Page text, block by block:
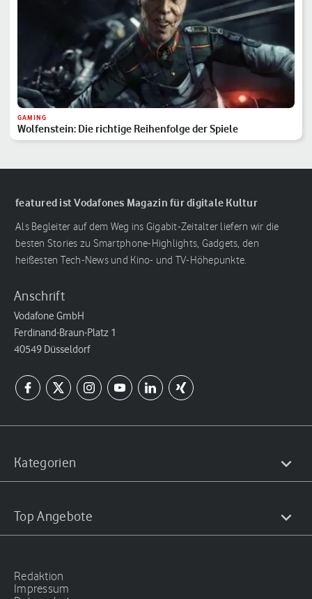
GAMING
Wolfenstein: Die richtige Reihenfolge der Spiele
featured ist Vodafones Magazin für digitale Kultur
Als Begleiter auf dem Weg ins Gigabit-Zeitalter liefern wir die
besten Stories zu Smartphone-Highlights, Gadgets, den
heißesten Tech-News und Kino- und TV-Höhepunkte.
Anschrift
Vodafone GmbH
Ferdinand-Braun-Platz 1
40549 Düsseldorf
Kategorien
Top Angebote
Redaktion
Impressum